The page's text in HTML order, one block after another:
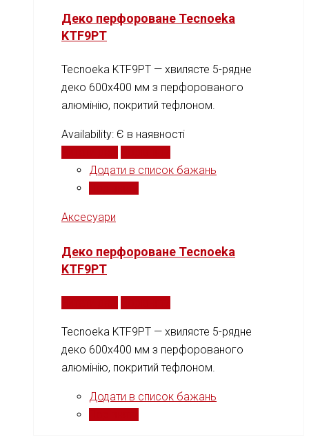
Деко перфороване Tecnoeka
KTF9PT
Tecnoeka KTF9PT — хвилясте 5-рядне
деко 600x400 мм з перфорованого
алюмінію, покритий тефлоном.
Availability: Є в наявності
Додати в список бажань
Аксесуари
Деко перфороване Tecnoeka
KTF9PT
Tecnoeka KTF9PT — хвилясте 5-рядне
деко 600x400 мм з перфорованого
алюмінію, покритий тефлоном.
Додати в список бажань